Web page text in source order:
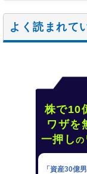
よく読まれて
株で10
ワザを
一押しの
「資産30億